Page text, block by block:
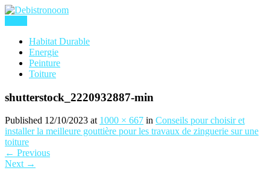
Skip
Debistronoom
Habitat Durable
Energie
Peinture
Toiture
shutterstock_2220932887-min
Published 12/10/2023 at 1000 × 667 in Conseils pour choisir et
installer la meilleure gouttière pour les travaux de zinguerie sur une
toiture
← Previous
Next →